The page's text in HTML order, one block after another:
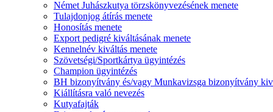
Német Juhászkutya törzskönyvezésének menete
Tulajdonjog átírás menete
Honosítás menete
Export pedigré kiváltásának menete
Kennelnév kiváltás menete
Szövetségi/Sportkártya ügyintézés
Champion ügyintézés
BH bizonyítvány és/vagy Munkavizsga bizonyítvány
Kiállításra való nevezés
Kutyafajták